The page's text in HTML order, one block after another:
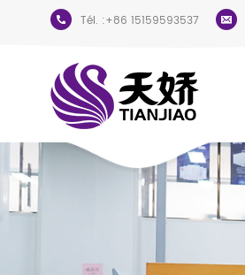
Tél. :+86 15159593537